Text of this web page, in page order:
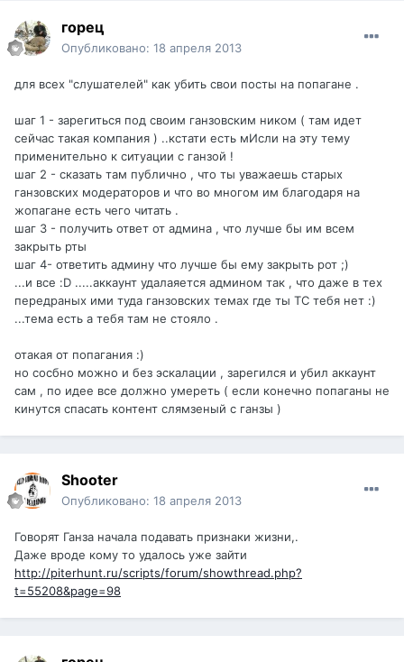
горец
Опубликовано: 18 апреля 2013
для всех "слушателей" как убить свои посты на попагане .
шаг 1 - зарегиться под своим ганзовским ником ( там идет
сейчас такая компания ) ..кстати есть мИсли на эту тему
применительно к ситуации с ганзой !
шаг 2 - сказать там публично , что ты уважаешь старых
ганзовских модераторов и что во многом им благодаря на
жопагане есть чего читать .
шаг 3 - получить ответ от админа , что лучше бы им всем
закрыть рты
шаг 4- ответить админу что лучше бы ему закрыть рот ;)
...и все :D .....аккаунт удалаяется админом так , что даже в тех
передраных ими туда ганзовских темах где ты ТС тебя нет :)
...тема есть а тебя там не стояло .
отакая от попагания :)
но сосбно можно и без эскалации , зарегился и убил аккаунт
сам , по идее все должно умереть ( если конечно попаганы не
кинутся спасать контент слямзеный с ганзы )
Shooter
Опубликовано: 18 апреля 2013
Говорят Ганза начала подавать признаки жизни,.
Даже вроде кому то удалось уже зайти
http://piterhunt.ru/scripts/forum/showthread.php?
t=55208&page=98